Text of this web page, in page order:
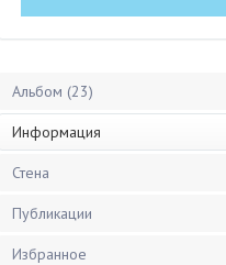
Альбом (23)
Информация
Стена
Публикации
Избранное